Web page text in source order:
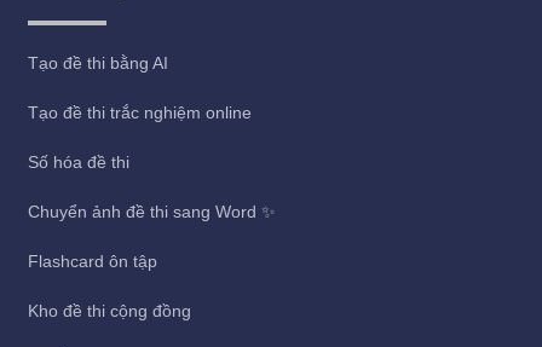
Tạo đề thi bằng AI
Tạo đề thi trắc nghiệm online
Số hóa đề thi
Chuyển ảnh đề thi sang Word ✨
Flashcard ôn tập
Kho đề thi cộng đồng